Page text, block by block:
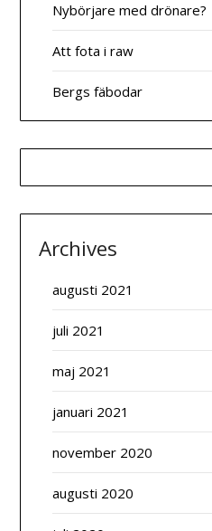
Nybörjare med drönare?
Att fota i raw
Bergs fäbodar
Archives
augusti 2021
juli 2021
maj 2021
januari 2021
november 2020
augusti 2020